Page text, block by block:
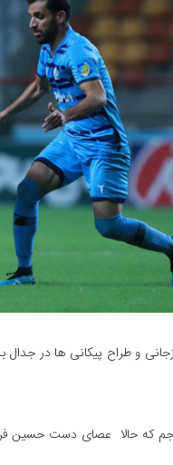
و طراح پیکانی ها در